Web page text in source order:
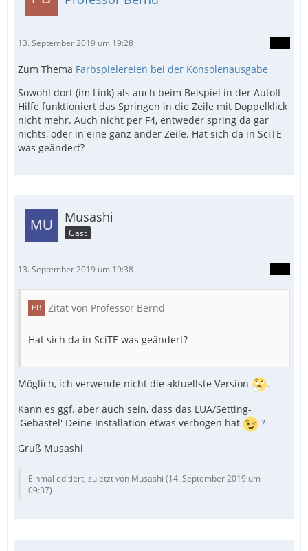
13. September 2019 um 19:28
Zum Thema Farbspielereien bei der Konsolenausgabe
Sowohl dort (im Link) als auch beim Beispiel in der AutoIt-
Hilfe funktioniert das Springen in die Zeile mit Doppelklick
nicht mehr. Auch nicht per F4, entweder spring da gar
nichts, oder in eine ganz ander Zeile. Hat sich da in SciTE
was geändert?
Musashi
Gast
13. September 2019 um 19:38
Zitat von Professor Bernd
Hat sich da in SciTE was geändert?
Möglich, ich verwende nicht die aktuellste Version
.
Kann es ggf. aber auch sein, dass das LUA/Setting-
'Gebastel' Deine Installation etwas verbogen hat
?
Gruß Musashi
Einmal editiert, zuletzt von Musashi (14. September 2019 um
09:37)